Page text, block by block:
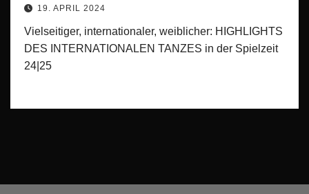
19. APRIL 2024
Vielseitiger, internationaler, weiblicher: HIGHLIGHTS
DES INTERNATIONALEN TANZES in der Spielzeit
24|25